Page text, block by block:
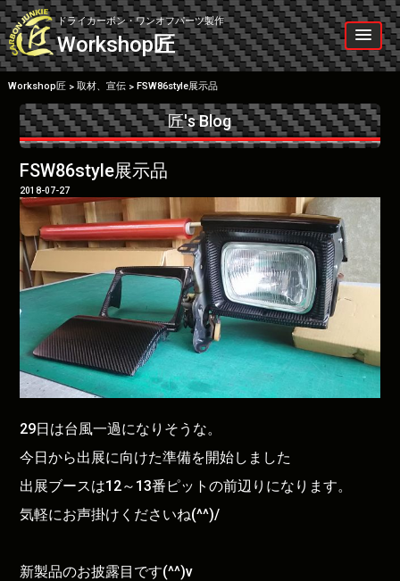
Skip
to
content
ドライカーボン・ワンオフパーツ製作
Workshop匠
Workshop匠> 取材、宣伝> FSW86style展示品
匠's Blog
FSW86style展示品
2018-07-27
29日は台風一過になりそうな。
今日から出展に向けた準備を開始しました
出展ブースは12～13番ピットの前辺りになります。
気軽にお声掛けくださいね(^^)/
新製品のお披露目です(^^)v